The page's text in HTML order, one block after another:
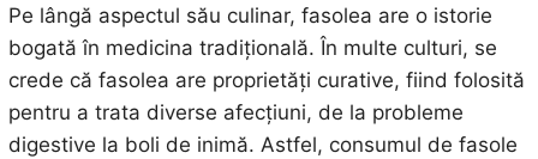
Pe lângă aspectul său culinar, fasolea are o istorie
bogată în medicina tradițională. În multe culturi, se
crede că fasolea are proprietăți curative, fiind folosită
pentru a trata diverse afecțiuni, de la probleme
digestive la boli de inimă. Astfel, consumul de fasole